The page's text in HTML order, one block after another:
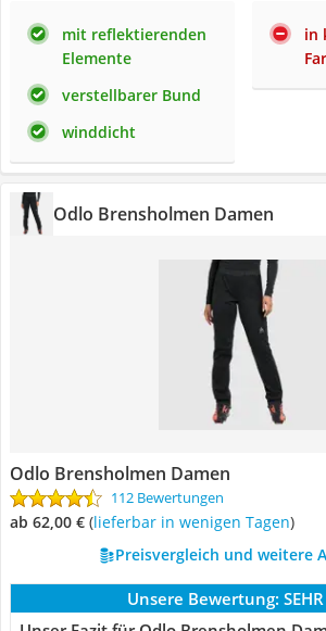
mit reflektierenden
Elemente
verstellbarer Bund
winddicht
in
Odlo Brensholmen Damen
Odlo Brensholmen Damen
112 Bewertungen
ab 62,00 € ( Lieferbar in wenigen Tagen)
Preisvergleich und weitere
Unsere Bewertung: